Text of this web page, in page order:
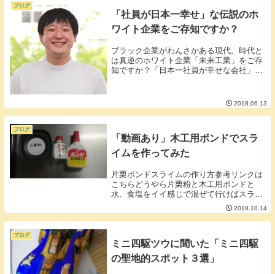
ブログ
「社員が日本一幸せ」な伝説のホ
ワイト企業をご存知ですか？
ブラック企業がわんさかある現代。時代と
は真逆のホワイト企業「未来工業」をご存
知ですか？「日本一社員が幸せな会社」と
その他に有給休暇最大40日・一日の労働時
間7時間...
2018.06.13
ブログ
「動画あり」木工用ボンドでスラ
イムを作ってみた
片栗ボンドスライムの作り方参考リンクは
こちらどうやら片栗粉と木工用ボンドと
水、食塩をイイ感じで混ぜて行けばスライ
ムになるらしいです。早速実験！▼ボンド
と▼水で溶いた片栗粉を▼混ぜる▼混ぜる
▼混ぜる▼混ぜる「結果」片栗粉、食塩、
2018.10.14
ブログ
ミニ四駆ツウに聞いた「ミニ四駆
の聖地的スポット３選」